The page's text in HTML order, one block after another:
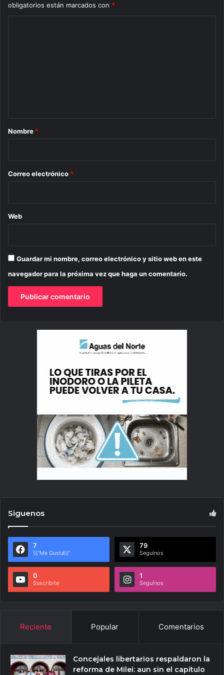
obligatorios están marcados con *
r
*
Nombre *
Correo electrónico *
Web
Guardar mi nombre, correo electrónico y sitio web en este
navegador para la próxima vez que haga un comentario.
Siguenos
7
\\\"Me Gusta\\\"
79
Seguínos
0
Suscribite
1
Seguínos
Reciente Popular Comentarios
Concejales libertarios respaldaron la
reforma de Milei: aun sin el capítulo